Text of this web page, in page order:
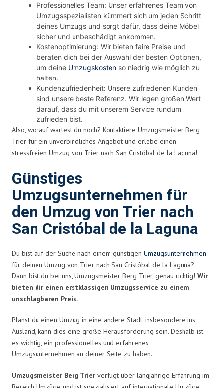
Professionelles Team: Unser erfahrenes Team von
Umzugsspezialisten kümmert sich um jeden Schritt
deines Umzugs und sorgt dafür, dass deine Möbel
sicher und unbeschädigt ankommen.
Kostenoptimierung: Wir bieten faire Preise und
beraten dich bei der Auswahl der besten Optionen,
um deine Umzugskosten so niedrig wie möglich zu
halten.
Kundenzufriedenheit: Unsere zufriedenen Kunden
sind unsere beste Referenz. Wir legen großen Wert
darauf, dass du mit unserem Service rundum
zufrieden bist.
Also, worauf wartest du noch? Kontaktiere Umzugsmeister Berg
Trier für ein unverbindliches Angebot und erlebe einen
stressfreien Umzug von Trier nach San Cristóbal de la Laguna!
Günstiges
Umzugsunternehmen für
den Umzug von Trier nach
San Cristóbal de la Laguna
Du bist auf der Suche nach einem günstigen Umzugsunternehmen
für deinen Umzug von Trier nach San Cristóbal de la Laguna?
Dann bist du bei uns, Umzugsmeister Berg Trier, genau richtig! Wir
bieten dir einen erstklassigen Umzugsservice zu einem
unschlagbaren Preis.
Planst du einen Umzug in eine andere Stadt, insbesondere ins
Ausland, kann dies eine große Herausforderung sein. Deshalb ist
es wichtig, ein professionelles und erfahrenes
Umzugsunternehmen an deiner Seite zu haben.
Umzugsmeister Berg Trier verfügt über langjährige Erfahrung im